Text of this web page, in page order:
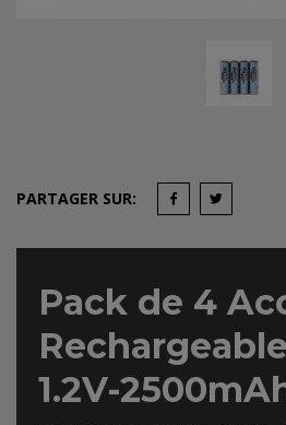
PARTAGER SUR:
Pack de 4
1.2V-